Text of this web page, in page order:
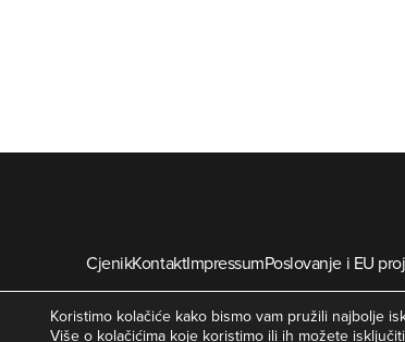
CjenikKontaktImpressumPoslovanje i EU
© Zagorje
Koristimo kolačiće kako bismo vam pružili najbolje
Više o kolačićima koje koristimo ili ih možete